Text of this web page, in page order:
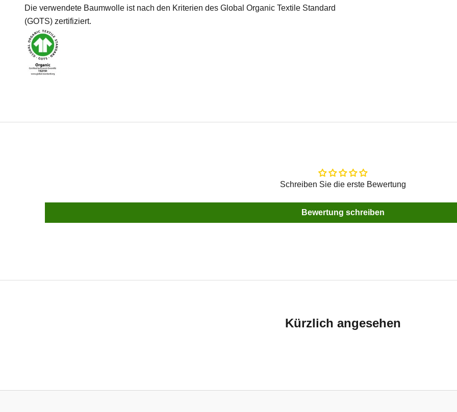
Die verwendete Baumwolle ist nach den Kriterien des Global Organic Textile Standard
(GOTS) zertifiziert.
Schreiben Sie die erste Bewertung
Bewertung schreiben
Kürzlich angesehen